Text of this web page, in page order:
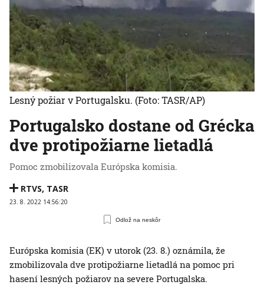
Portugalsko dostane od Grécka
dve protipožiarne lietadlá
Pomoc zmobilizovala Európska komisia.
RTVS, TASR
23. 8. 2022 14:56:20
Odlož na neskôr
Lesný požiar v Portugalsku. (Foto: TASR/AP)
Európska komisia (EK) v utorok (23. 8.) oznámila, že
zmobilizovala dve protipožiarne lietadlá na pomoc pri
hasení lesných požiarov na severe Portugalska.